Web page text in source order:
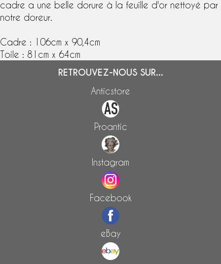
cadre a une belle dorure à la feuille d'or nettoyé par
notre doreur.
Cadre : 106cm x 90,4cm
Toile : 81cm x 64cm
RETROUVEZ-NOUS SUR...
Anticstore
Proantic
Instagram
Facebook
eBay